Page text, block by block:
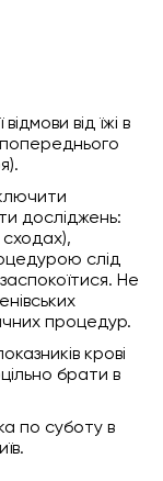
від їжі в
попереднього
досліджень:
сходах),
слід
Не
процедур.
крові
брати в
по суботу в